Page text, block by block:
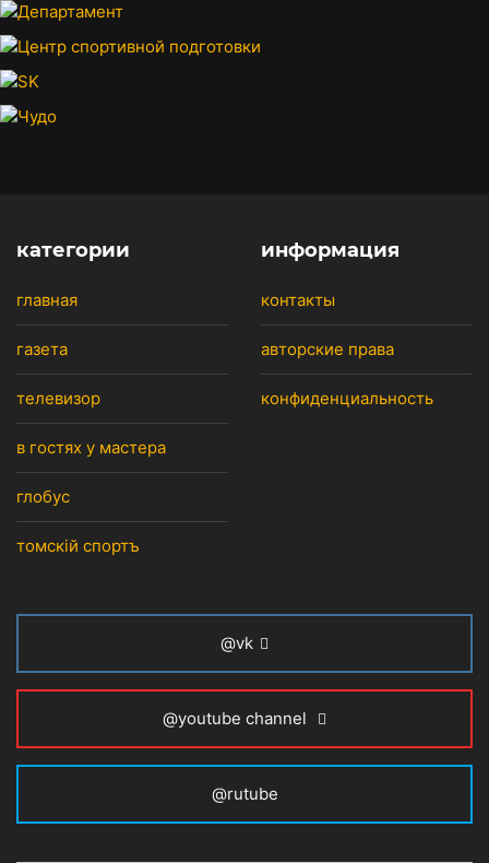
категории
главная
газета
телевизор
в гостях у мастера
глобус
томскiй спортъ
информация
контакты
авторские права
конфиденциальность
@vk
@youtube channel
@rutube